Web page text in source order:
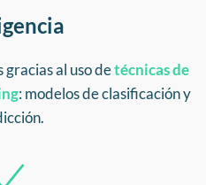
al uso detécnicas de
: modelos de clasificación y